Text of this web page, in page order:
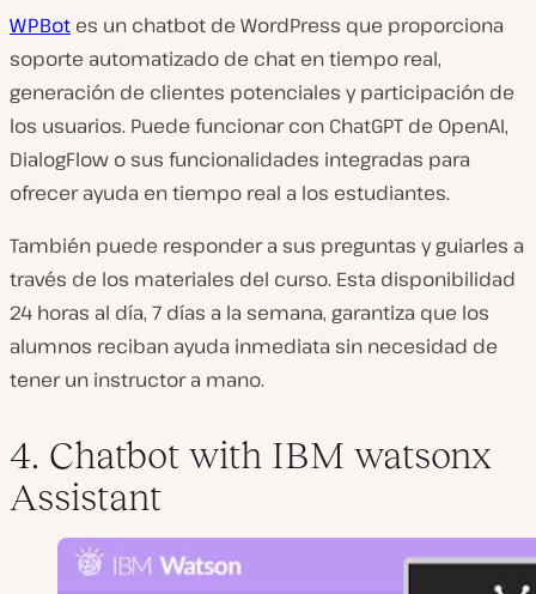
WPBot es un chatbot de WordPress que proporciona
soporte automatizado de chat en tiempo real,
generación de clientes potenciales y participación de
los usuarios. Puede funcionar con ChatGPT de OpenAI,
DialogFlow o sus funcionalidades integradas para
ofrecer ayuda en tiempo real a los estudiantes.
También puede responder a sus preguntas y guiarles a
través de los materiales del curso. Esta disponibilidad
24 horas al día, 7 días a la semana, garantiza que los
alumnos reciban ayuda inmediata sin necesidad de
tener un instructor a mano.
4. Chatbot with IBM watsonx
Assistant